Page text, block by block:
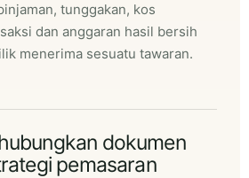
tunggakan, kos
dan anggaran hasil bersih
menerima sesuatu tawaran.
dokumen
pemasaran